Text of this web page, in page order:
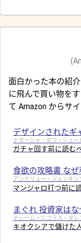
面白かった本の紹
に飛んで買い物を
て Amazon からサ
デザインされたギ
ナターシャ・ダウ・シュ
ガチャ回す前に読むべ
食欲の攻略書 な
アンドリュー・ジェンキ
マンジャロ打つ前に
まぐれ 投資家は
ナシーム・ニコラス・タ
キオクシアで儲けた